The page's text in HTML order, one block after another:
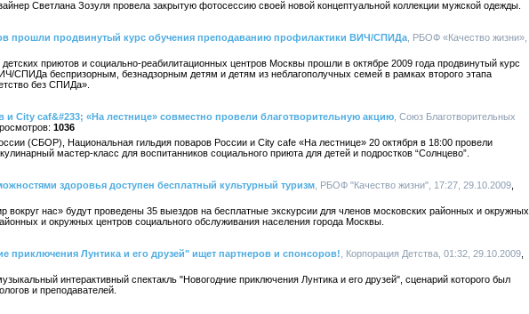
Светлана Зозуля провела закрытую фотосессию своей новой концептуальной коллекции мужской одежды.
прошли продвинутый курс обучения преподаванию профилактики ВИЧ/СПИДа , РБОФ «Качество жизни»,
приютов и социально-реабилитационных центров Москвы прошли в октябре 2009 года продвинутый курс
СПИДа беспризорным, безнадзорным детям и детям из неблагополучных семей в рамках второго этапа
без СПИДа».
City caf&#233; «На лестнице» совместно провели благотворительную акцию , Союз Благотворительных
1036
(СБОР), Национальная гильдия поваров России и City cafe «На лестнице» 20 октября в 18:00 провели
мастер-класс для воспитанников социального приюта для детей и подростков “Солнцево”.
здоровья доступен бесплатный культурный туризм , РБОФ "Качество жизни", 17:27, 29.10.2009
вокруг нас» будут проведены 35 выездов на бесплатные экскурсии для членов московских районных и окружных
и окружных центров социального обслуживания населения города Москвы.
приключения Лунтика и его друзей" ищет партнеров и спонсоров! , Корпорация Детства, 01:32, 29.10.2009
интерактивный спектакль "Новогодние приключения Лунтика и его друзей", сценарий которого был
и преподавателей.